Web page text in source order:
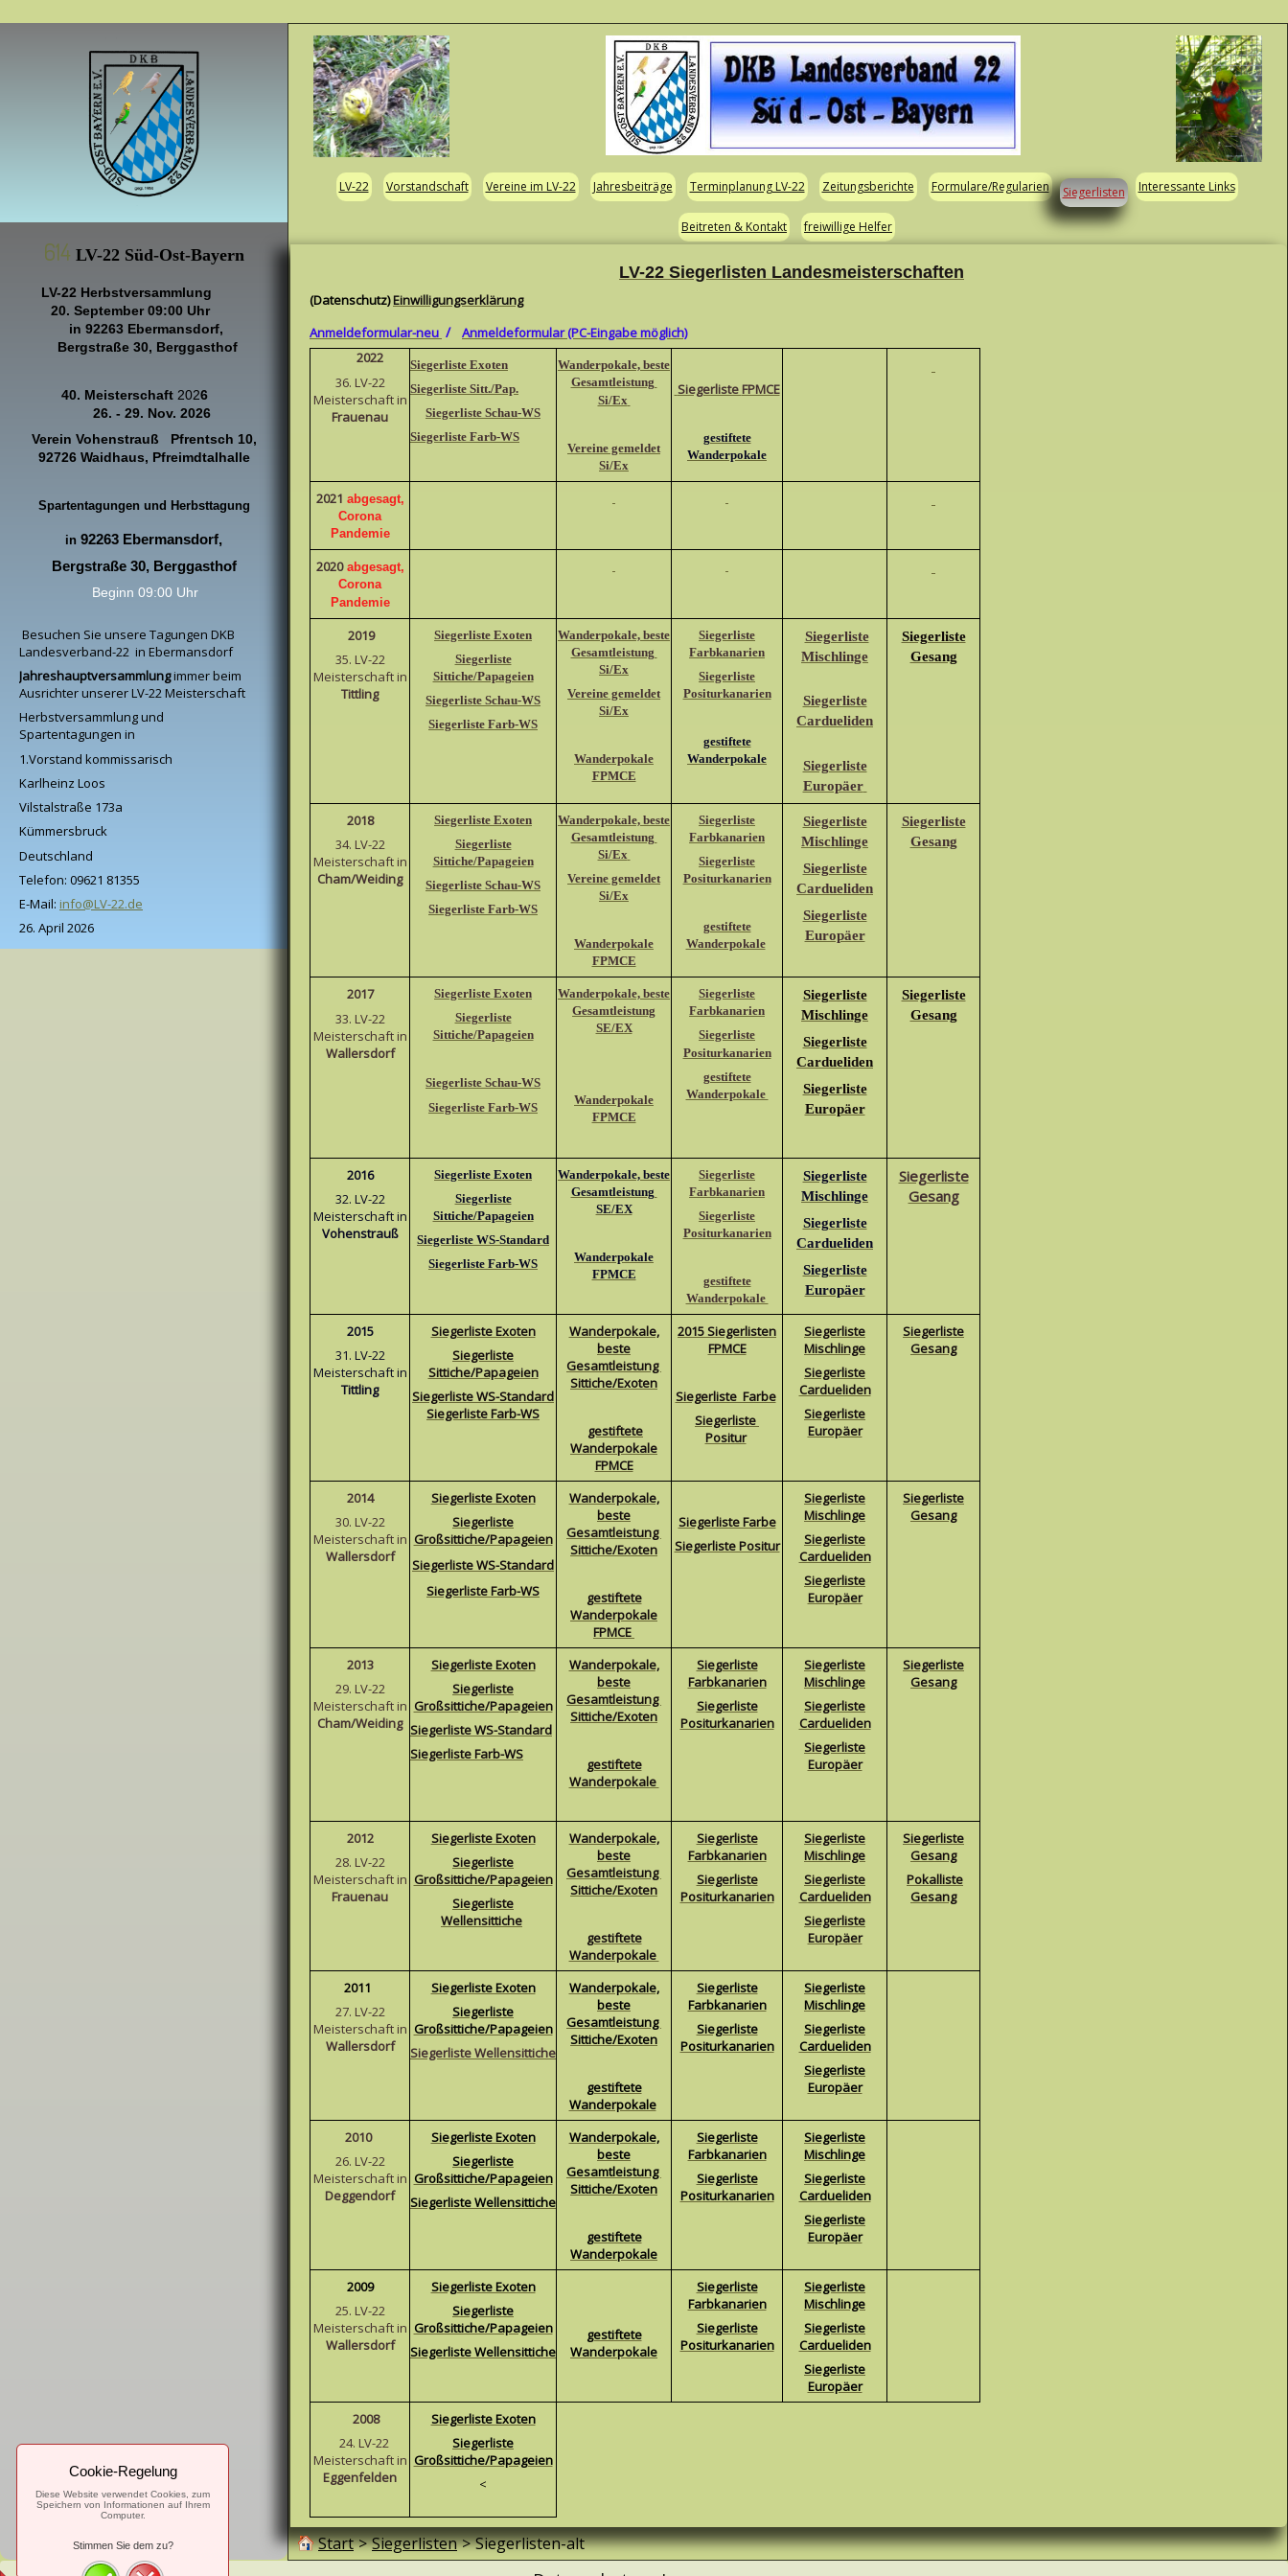
614 LV-22 Süd-Ost-Bayern
LV-22 Herbstversammlung
20. September 09:00 Uhr
in 92263 Ebermansdorf,
Bergstraße 30, Berggasthof
40. Meisterschaft2026
26. - 29. Nov. 2026
Verein Vohenstrauß
Pfrentsch 10,
92726 Waidhaus, Pfreimdtalhalle
Spartentagungen und Herbsttagung
in 92263 Ebermansdorf,
Bergstraße 30, Berggasthof
Beginn 09:00 Uhr
Besuchen Sie unsere Tagungen DKB
Landesverband-22 in Ebermansdorf
Jahreshauptversammlungimmer beim
Ausrichter unserer LV-22 Meisterschaft
Herbstversammlung und
Spartentagungen in
1.Vorstand kommissarisch
Karlheinz Loos
Vilstalstraße 173a
Kümmersbruck
Deutschland
Telefon: 09621 81355
E-Mail: info@LV-22.de
26. April 2026
LV-22 Vorstandschaft Vereine im LV-22 Jahresbeiträge Terminplanung LV-22 Zeitungsberichte Formulare/Regularien Siegerlisten Interessante Links
Beitreten & Kontakt freiwillige Helfer
LV-22 Siegerlisten Landesmeisterschaften
(Datenschutz)Einwilligungserklärung
Anmeldeformular-neu / Anmeldeformular(PC-Eingabe möglich)
2022
36. LV-22
Meisterschaft in
Frauenau
Siegerliste Exoten
Siegerliste Sitt./Pap.
Siegerliste Schau-WS
Siegerliste Farb-WS
Wanderpokale, beste
Gesamtleistung
Si/Ex
Vereine gemeldet
Si/Ex
SiegerlisteFPMCE
gestiftete
Wanderpokale
2021 abgesagt,
Corona
Pandemie
2020 abgesagt,
Corona
Pandemie
2019
35. LV-22
Meisterschaft in
Tittling
Siegerliste Exoten
Siegerliste
Sittiche/Papageien
Siegerliste Schau-WS
Siegerliste Farb-WS
Wanderpokale, beste
Gesamtleistung
Si/Ex
Vereine gemeldet
Si/Ex
Wanderpokale
FPMCE
Siegerliste
Farbkanarien
Siegerliste
Positurkanarien
gestiftete
Wanderpokale
Siegerliste
Mischlinge
Siegerliste
Cardueliden
Siegerliste
Europäer
Siegerliste
Gesang
2018
34. LV-22
Meisterschaft in
Cham/Weiding
Siegerliste Exoten
Siegerliste
Sittiche/Papageien
Siegerliste Schau-WS
Siegerliste Farb-WS
Wanderpokale, beste
Gesamtleistung
Si/Ex
Vereine gemeldet
Si/Ex
Wanderpokale
FPMCE
Siegerliste
Farbkanarien
Siegerliste
Positurkanarien
gestiftete
Wanderpokale
Siegerliste
Mischlinge
Siegerliste
Cardueliden
Siegerliste
Europäer
Siegerliste
Gesang
2017
33. LV-22
Meisterschaft in
Wallersdorf
Siegerliste Exoten
Siegerliste
Sittiche/Papageien
Siegerliste Schau-WS
Siegerliste Farb-WS
Wanderpokale, beste
Gesamtleistung
SE/EX
Wanderpokale
FPMCE
Siegerliste
Farbkanarien
Siegerliste
Positurkanarien
gestiftete
Wanderpokale
Siegerliste
Mischlinge
Siegerliste
Cardueliden
Siegerliste
Europäer
Siegerliste
Gesang
2016
32. LV-22
Meisterschaft in
Vohenstrauß
Siegerliste Exoten
Siegerliste
Sittiche/Papageien
Siegerliste WS-Standard
Siegerliste Farb-WS
Wanderpokale, beste
Gesamtleistung
SE/EX
Wanderpokale
FPMCE
Siegerliste
Farbkanarien
Siegerliste
Positurkanarien
gestiftete
Wanderpokale
Siegerliste
Mischlinge
Siegerliste
Cardueliden
Siegerliste
Europäer
Siegerliste
Gesang
2015
31. LV-22
Meisterschaft in
Tittling
Siegerliste Exoten
Siegerliste
Sittiche/Papageien
Siegerliste WS-Standard
Siegerliste Farb-WS
Wanderpokale,
beste
Gesamtleistung
Sittiche/Exoten
gestiftete
Wanderpokale
FPMCE
2015 Siegerlisten
FPMCE
Siegerliste Farbe
Siegerliste
Positur
Siegerliste
Mischlinge
Siegerliste
Cardueliden
Siegerliste
Europäer
Siegerliste
Gesang
2014
30. LV-22
Meisterschaft in
Wallersdorf
Siegerliste Exoten
Siegerliste
Großsittiche/Papageien
Siegerliste WS-Standard
Siegerliste Farb-WS
Wanderpokale,
beste
Gesamtleistung
Sittiche/Exoten
gestiftete
Wanderpokale
FPMCE
Siegerliste Farbe
Siegerliste Positur
Siegerliste
Mischlinge
Siegerliste
Cardueliden
Siegerliste
Europäer
Siegerliste
Gesang
2013
29. LV-22
Meisterschaft in
Cham/Weiding
Siegerliste Exoten
Siegerliste
Großsittiche/Papageien
Siegerliste WS-Standard
Siegerliste Farb-WS
Wanderpokale,
beste
Gesamtleistung
Sittiche/Exoten
gestiftete
Wanderpokale
Siegerliste
Farbkanarien
Siegerliste
Positurkanarien
Siegerliste
Mischlinge
Siegerliste
Cardueliden
Siegerliste
Europäer
Siegerliste
Gesang
2012
28. LV-22
Meisterschaft in
Frauenau
Siegerliste Exoten
Siegerliste
Großsittiche/Papageien
Siegerliste
Wellensittiche
Wanderpokale,
beste
Gesamtleistung
Sittiche/Exoten
gestiftete
Wanderpokale
Siegerliste
Farbkanarien
Siegerliste
Positurkanarien
Siegerliste
Mischlinge
Siegerliste
Cardueliden
Siegerliste
Europäer
Siegerliste
Gesang
Pokalliste
Gesang
2011
27. LV-22
Meisterschaft in
Wallersdorf
Siegerliste Exoten
Siegerliste
Großsittiche/Papageien
Siegerliste Wellensittiche
Wanderpokale,
beste
Gesamtleistung
Sittiche/Exoten
gestiftete
Wanderpokale
Siegerliste
Farbkanarien
Siegerliste
Positurkanarien
Siegerliste
Mischlinge
Siegerliste
Cardueliden
Siegerliste
Europäer
2010
26. LV-22
Meisterschaft in
Deggendorf
Siegerliste Exoten
Siegerliste
Großsittiche/Papageien
Siegerliste Wellensittiche
Wanderpokale,
beste
Gesamtleistung
Sittiche/Exoten
gestiftete
Wanderpokale
Siegerliste
Farbkanarien
Siegerliste
Positurkanarien
Siegerliste
Mischlinge
Siegerliste
Cardueliden
Siegerliste
Europäer
2009
25. LV-22
Meisterschaft in
Wallersdorf
Siegerliste Exoten
Siegerliste
Großsittiche/Papageien
Siegerliste Wellensittiche
gestiftete
Wanderpokale
Siegerliste
Farbkanarien
Siegerliste
Positurkanarien
Siegerliste
Mischlinge
Siegerliste
Cardueliden
Siegerliste
Europäer
2008
24. LV-22
Meisterschaft in
Eggenfelden
Siegerliste Exoten
Siegerliste
Großsittiche/Papageien
<
Start > Siegerlisten > Siegerlisten-alt
Cookie-Regelung
Diese Website verwendet Cookies, zum
Speichern von Informationen auf Ihrem
Computer.
Stimmen Sie dem zu?